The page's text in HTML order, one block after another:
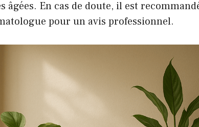
âgées. En cas de doute, il est
pour un avis professionnel.